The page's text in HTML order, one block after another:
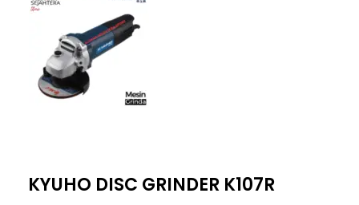
KYUHO DISC GRINDER K107R